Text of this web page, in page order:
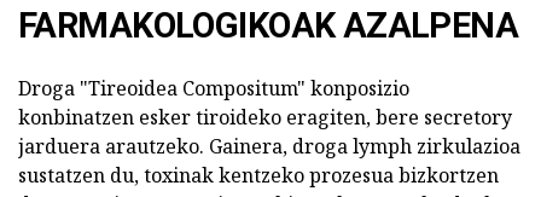
FARMAKOLOGIKOAK AZALPENA
Droga "Tireoidea Compositum" konposizio
konbinatzen esker tiroideko eragiten, bere secretory
jarduera arautzeko. Gainera, droga lymph zirkulazioa
sustatzen du, toxinak kentzeko prozesua bizkortzen